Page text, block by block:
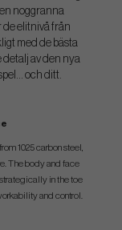
noggranna
de elitnivå från
med de bästa
av den nya
och ditt.
1025 carbon steel,
The body and face
in the toe
and control.